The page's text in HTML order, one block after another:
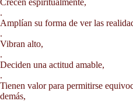
Crecen espiritualmente,
.
Amplían su forma de ver las
.
Vibran alto,
.
Deciden una actitud amable,
.
Tienen valor para permitirse
demás,